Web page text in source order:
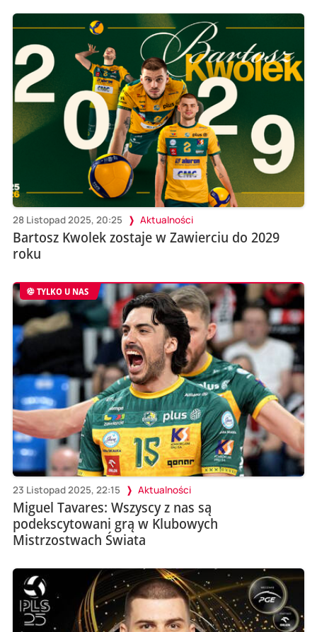
28 Listopad 2025, 20:25 Aktualności
Bartosz Kwolek zostaje w Zawierciu do 2029
roku
TYLKO U NAS
23 Listopad 2025, 22:15 Aktualności
Miguel Tavares: Wszyscy z nas są
podekscytowani grą w Klubowych
Mistrzostwach Świata